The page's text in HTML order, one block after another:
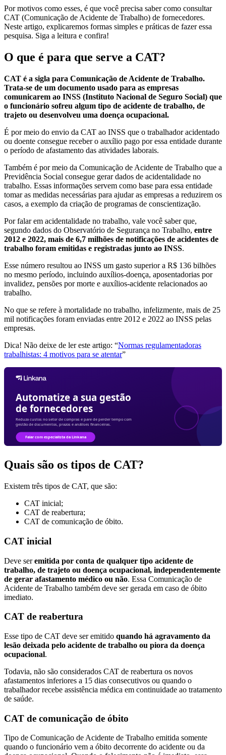
Por motivos como esses, é que você precisa saber como consultar
CAT (Comunicação de Acidente de Trabalho) de fornecedores.
Neste artigo, explicaremos formas simples e práticas de fazer essa
pesquisa. Siga a leitura e confira!
O que é para que serve a CAT?
CAT é a sigla para Comunicação de Acidente de Trabalho.
Trata-se de um documento usado para as empresas
comunicarem ao INSS (Instituto Nacional de Seguro Social) que
o funcionário sofreu algum tipo de acidente de trabalho, de
trajeto ou desenvolveu uma doença ocupacional.
É por meio do envio da CAT ao INSS que o trabalhador acidentado
ou doente consegue receber o auxílio pago por essa entidade durante
o período de afastamento das atividades laborais.
Também é por meio da Comunicação de Acidente de Trabalho que a
Previdência Social consegue gerar dados de acidentalidade no
trabalho. Essas informações servem como base para essa entidade
tomar as medidas necessárias para ajudar as empresas a reduzirem os
casos, a exemplo da criação de programas de conscientização.
Por falar em acidentalidade no trabalho, vale você saber que,
segundo dados do Observatório de Segurança no Trabalho, entre
2012 e 2022, mais de 6,7 milhões de notificações de acidentes de
trabalho foram emitidas e registradas junto ao INSS.
Esse número resultou ao INSS um gasto superior a R$ 136 bilhões
no mesmo período, incluindo auxílios-doença, aposentadorias por
invalidez, pensões por morte e auxílios-acidente relacionados ao
trabalho.
No que se refere à mortalidade no trabalho, infelizmente, mais de 25
mil notificações foram enviadas entre 2012 e 2022 ao INSS pelas
empresas.
Dica! Não deixe de ler este artigo: “Normas regulamentadoras
trabalhistas: 4 motivos para se atentar”
Quais são os tipos de CAT?
Existem três tipos de CAT, que são:
CAT inicial;
CAT de reabertura;
CAT de comunicação de óbito.
CAT inicial
Deve seremitida por conta de qualquer tipo acidente de
trabalho, de trajeto ou doença ocupacional, independentemente
de gerar afastamento médico ou não. Essa Comunicação de
Acidente de Trabalho também deve ser gerada em caso de óbito
imediato.
CAT de reabertura
Esse tipo de CAT deve ser emitido quando há agravamento da
lesão deixada pelo acidente de trabalho ou piora da doença
ocupacional.
Todavia, não são considerados CAT de reabertura os novos
afastamentos inferiores a 15 dias consecutivos ou quando o
trabalhador recebe assistência médica em continuidade ao tratamento
de saúde.
CAT de comunicação de óbito
Tipo de Comunicação de Acidente de Trabalho emitida somente
quando o funcionário vem a óbito decorrente do acidente ou da